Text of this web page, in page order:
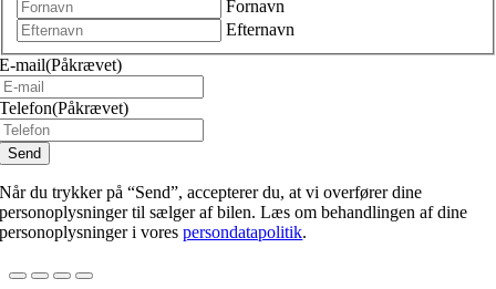
Fornavn
Efternavn
E-mail(Påkrævet)
Telefon(Påkrævet)
Når du trykker på “Send”, accepterer du, at vi overfører dine
personoplysninger til sælger af bilen. Læs om behandlingen af dine
personoplysninger i vorespersondatapolitik.